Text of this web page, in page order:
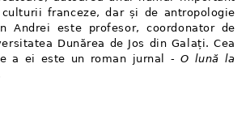
franceze, dar și de antropologie
Andrei este profesor, coordonator de
Dunărea de Jos din Galați. Cea
a ei este un roman jurnal -O lună la